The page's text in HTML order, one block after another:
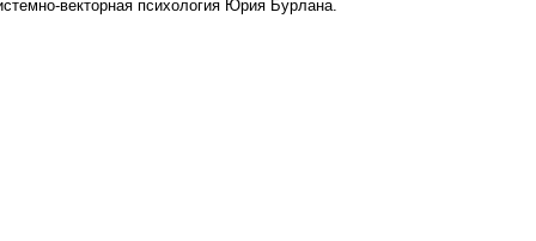
векторная психология Юрия Бурлана.